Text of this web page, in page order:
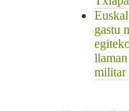
gastu
militar